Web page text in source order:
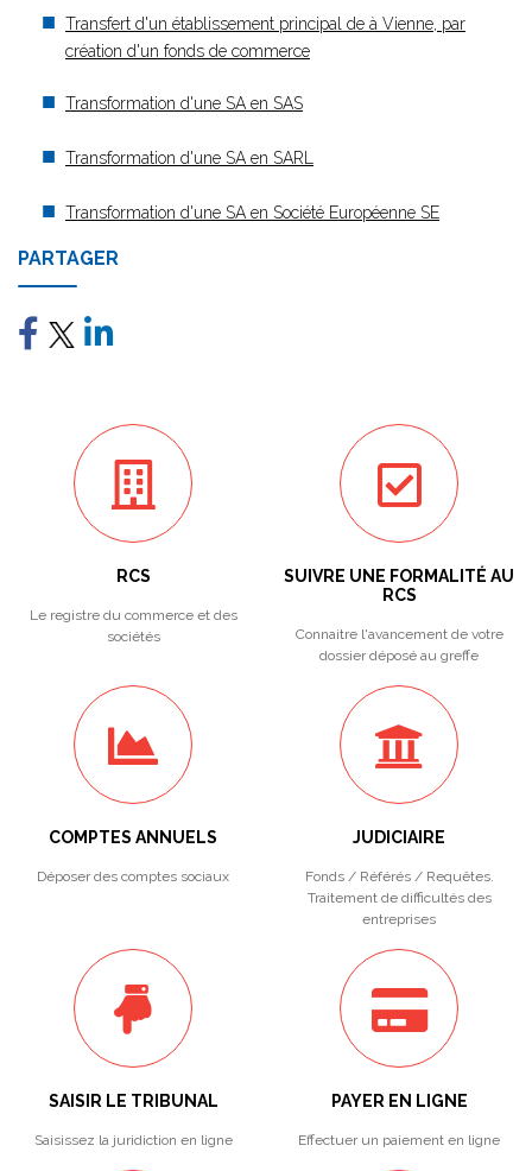
Transfert d'un établissement principal de à Vienne, par
création d'un fonds de commerce
Transformation d'une SA en SAS
Transformation d'une SA en SARL
Transformation d'une SA en Société Européenne SE
PARTAGER
RCS
Le registre du commerce et des
sociétés
SUIVRE UNE FORMALITÉ AU
RCS
Connaitre l'avancement de votre
dossier déposé au greffe
COMPTES ANNUELS
Déposer des comptes sociaux
JUDICIAIRE
Fonds / Référés / Requêtes.
Traitement de difficultés des
entreprises
SAISIR LE TRIBUNAL
Saisissez la juridiction en ligne
PAYER EN LIGNE
Effectuer un paiement en ligne